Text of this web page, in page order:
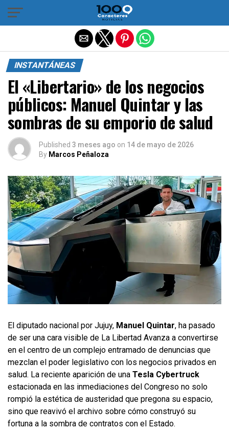
INSTANTÁNEAS
El «Libertario» de los negocios
públicos: Manuel Quintar y las
sombras de su emporio de salud
Published 3 meses ago on 14 de mayo de 2026
By Marcos Peñaloza
El diputado nacional por Jujuy, Manuel Quintar, ha pasado
de ser una cara visible de La Libertad Avanza a convertirse
en el centro de un complejo entramado de denuncias que
mezclan el poder legislativo con los negocios privados en
salud. La reciente aparición de una Tesla Cybertruck
estacionada en las inmediaciones del Congreso no solo
rompió la estética de austeridad que pregona su espacio,
sino que reavivó el archivo sobre cómo construyó su
fortuna a la sombra de contratos con el Estado.
Salir de la versión móvil